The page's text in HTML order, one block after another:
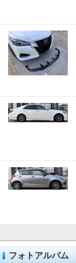
フォトアルバム